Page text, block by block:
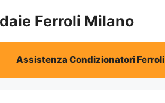
Ferroli Milano
Assistenza Condizionatori Ferroli